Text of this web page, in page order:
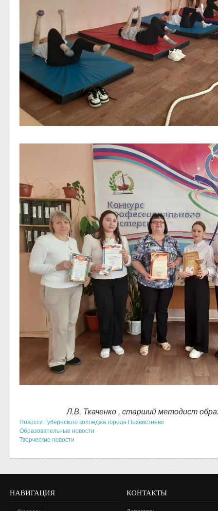
Л.В. Ткаченко , старший методист
Новости Губернского колледжа города Похвистнево
Образовательные новости
Творческие новости
НАВИГАЦИЯ КОНТАКТЫ